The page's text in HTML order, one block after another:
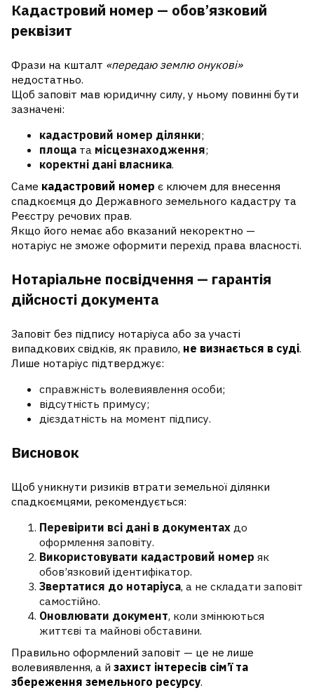
Кадастровий номер — обов’язковий
реквізит
Фрази на кшталт «передаю землю онукові»
недостатньо.
Щоб заповіт мав юридичну силу, у ньому повинні бути
зазначені:
кадастровий номер ділянки;
площата місцезнаходження;
коректні дані власника.
Саме кадастровий номер є ключем для внесення
спадкоємця до Державного земельного кадастру та
Реєстру речових прав.
Якщо його немає або вказаний некоректно —
нотаріус не зможе оформити перехід права власності.
Нотаріальне посвідчення — гарантія
дійсності документа
Заповіт без підпису нотаріуса або за участі
випадкових свідків, як правило, не визнається в суді.
Лише нотаріус підтверджує:
справжність волевиявлення особи;
відсутність примусу;
дієздатність на момент підпису.
Висновок
Щоб уникнути ризиків втрати земельної ділянки
спадкоємцями, рекомендується:
Перевірити всі дані в документахдо
оформлення заповіту.
Використовувати кадастровий номер як
обов’язковий ідентифікатор.
Звертатися до нотаріуса, а не складати заповіт
самостійно.
Оновлювати документ, коли змінюються
життєві та майнові обставини.
Правильно оформлений заповіт — це не лише
волевиявлення, а й захист інтересів сім’ї та
збереження земельного ресурсу.